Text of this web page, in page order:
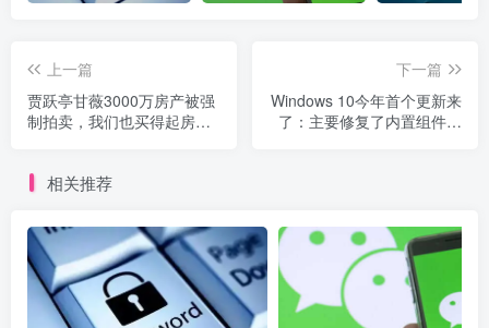
上一篇
贾跃亭甘薇3000万房产被强
制拍卖，我们也买得起房
下一篇
Windows 10今年首个更新来
了：主要修复了内置组件的
相关推荐